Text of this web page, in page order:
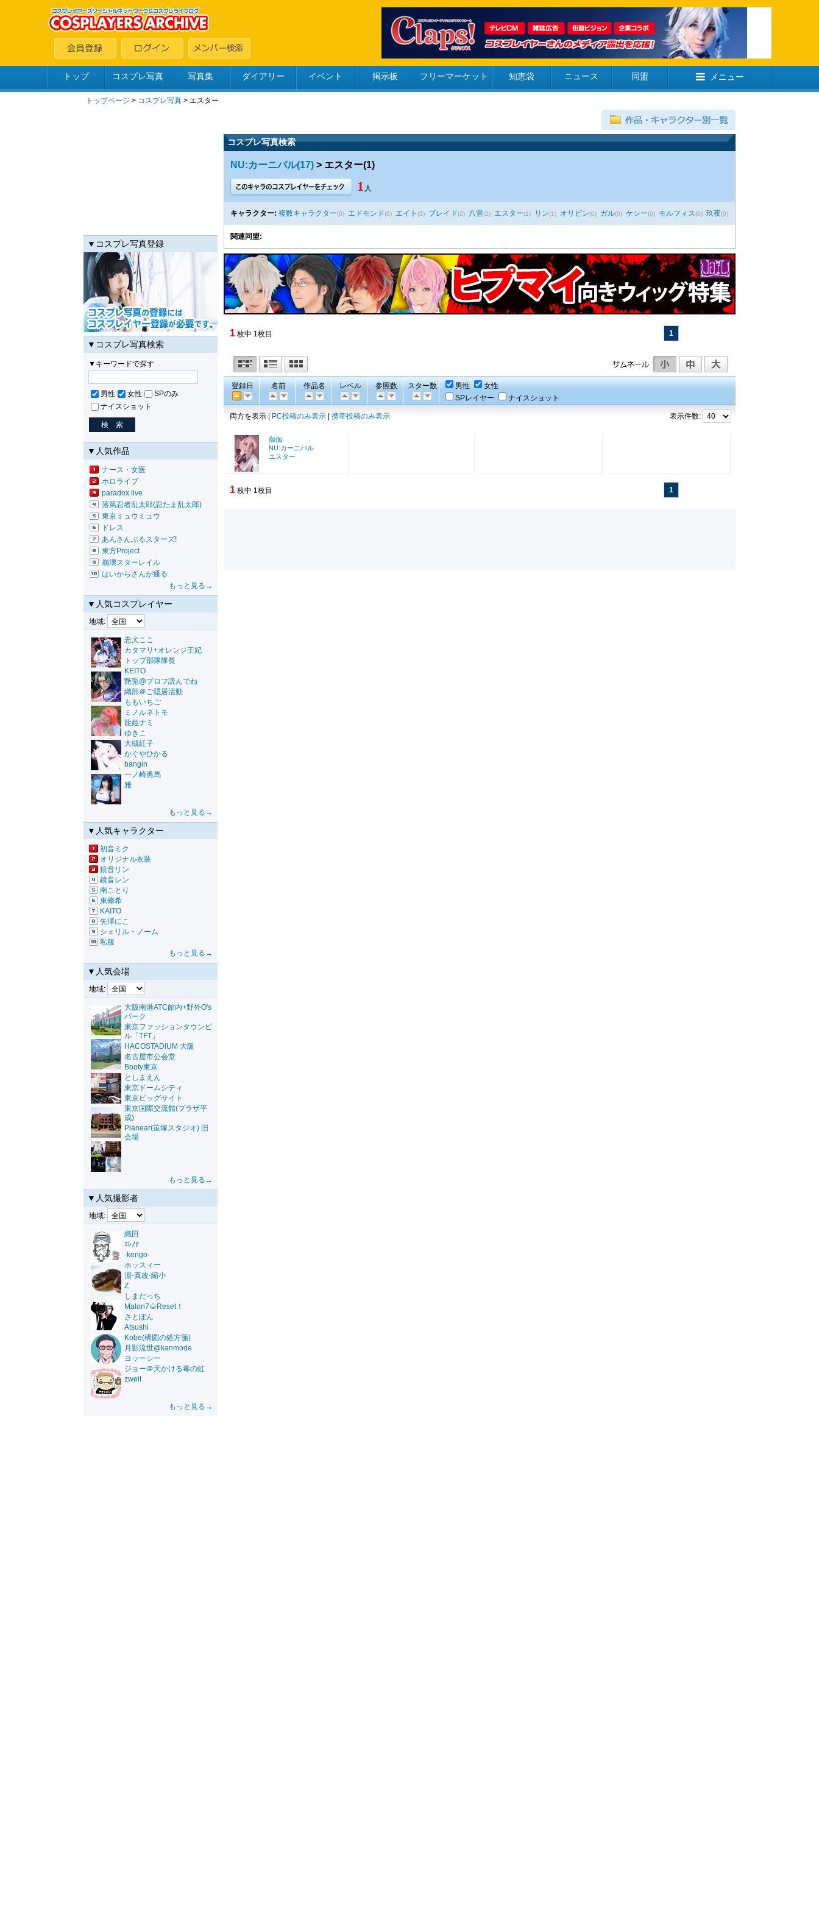
トップ コスプレ写真 写真集 ダイアリー イベント 掲示板 フリーマーケット 知恵袋 ニュース 同盟 メニュー
トップページ > コスプレ写真 > エスター
▼コスプレ写真登録
▼コスプレ写真検索
▼キーワードで探す
男性 女性
SPのみ
ナイスショット
▼人気作品
ナース・女医
ホロライブ
paradox live
落第忍者乱太郎(忍たま乱太郎)
東京ミュウミュウ
ドレス
あんさんぶるスターズ!
東方Project
崩壊スターレイル
はいからさんが通る
もっと見る→
▼人気コスプレイヤー
地域:
忠犬ここ
カタマリ+オレンジ王妃
トップ部隊隊長
KEITO
艶兎@プロフ読んでね
織部＠ご隠居活動
ももいちご
ミノルネトモ
龍姫ナミ
ゆきこ
大槻紅子
かぐやひかる
bangin
一ノ崎勇馬
雅
もっと見る→
▼人気キャラクター
初音ミク
オリジナル衣装
鏡音リン
鏡音レン
南ことり
東條希
KAITO
矢澤にこ
シェリル・ノーム
私服
もっと見る→
▼人気会場
地域:
大阪南港ATC館内+野外O's
パーク
東京ファッションタウンビ
ル「TFT」
HACOSTADIUM 大阪
名古屋市公会堂
Booty東京
としまえん
東京ドームシティ
東京ビッグサイト
東京国際交流館(プラザ平
成)
Planear(笹塚スタジオ) 旧
会場
もっと見る→
▼人気撮影者
地域:
織田
ｴﾚﾉｱ
-kengo-
ホッスィー
濵-真改-縮小
Z
しまだっち
Malon7🌰Reset！
さとぽん
Atsushi
Kobe(構図の処方箋)
月影流世@kanmode
ヨッーシー
ジョー＠天かける毒の虹
zweit
もっと見る→
コスプレ写真検索
NU:カーニバル(17) > エスター(1)
1人
キャラクター: 複数キャラクター(0) エドモンド(6) エイト (5) ブレイド(2) 八雲(2) エスター(1) リン(1) オリビン(0) ガル(0) ケシー(0) モルフィス(0) 玖夜(0)
関連同盟:
1 枚中 1枚目 1
登録日 名前 作品名 レベル 参照数 スター数 男性
女性
SPレイヤー
ナイスショット
両方を表示 | PC投稿のみ表示 携帯投稿のみ表示 表示件数:
御伽
NU:カーニバル
エスター
1 枚中 1枚目 1